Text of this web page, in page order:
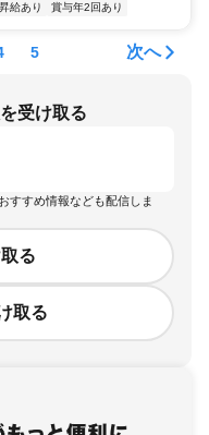
昇給あり 賞与年2回あり
5 次へ
受け取る
すすめ情報なども配信しま
る
取る